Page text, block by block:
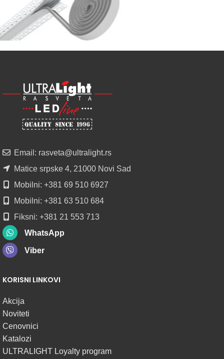
u
regionu
LED
PROFILI
TRIMLESS
DIFUZOROM
POGLEDAJ
Email: rasveta@ultralight.rs
Matice srpske 4, 21000 Novi Sad
Mobilni: +381 69 510 6927
Mobilni: +381 63 510 684
Fiksni: +381 21 553 713
WhatsApp
Viber
KORISNI LINKOVI
Akcija
Noviteti
Cenovnici
Katalozi
ULTRALIGHT Loyalty program